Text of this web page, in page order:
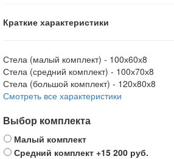
Краткие характеристики
Стела (малый комплект) - 100х60х8
Стела (средний комплект) - 100х70х8
Стела (большой комплект) - 120х80х8
Смотреть все характеристики
Выбор комплекта
Малый комплект
Средний комплект +15 200 руб.